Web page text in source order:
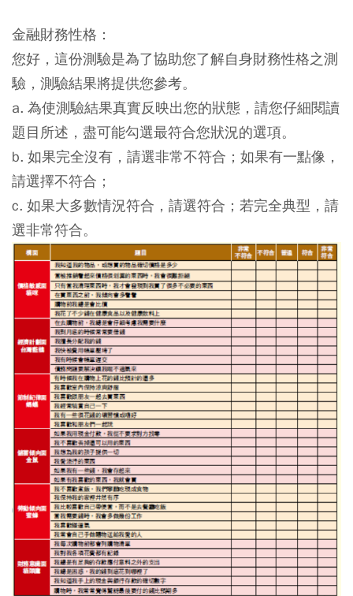
金融財務性格：
您好，這份測驗是為了協助您了解自身財務性格之測
驗，測驗結果將提供您參考。
a. 為使測驗結果真實反映出您的狀態，請您仔細閱讀
題目所述，盡可能勾選最符合您狀況的選項。
b. 如果完全沒有，請選非常不符合；如果有一點像，
請選擇不符合；
c. 如果大多數情況符合，請選符合；若完全典型，請
選非常符合。